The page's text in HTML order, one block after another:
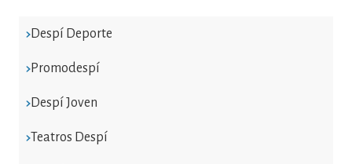
Despí Deporte
Promodespí
Despí Joven
Teatros Despí